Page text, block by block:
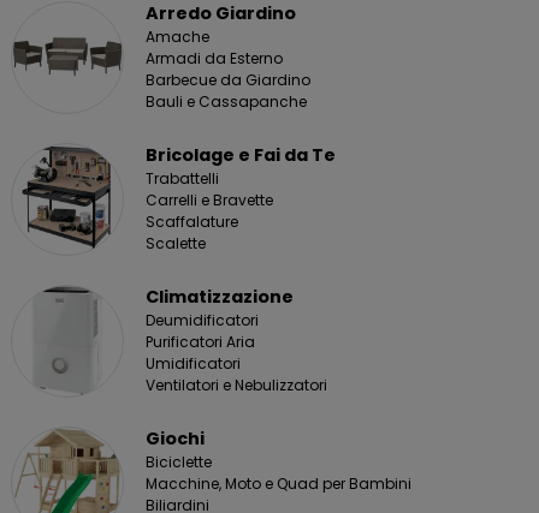
Arredo Giardino
Amache
Armadi da Esterno
Barbecue da Giardino
Bauli e Cassapanche
Bricolage e Fai da Te
Trabattelli
Carrelli e Bravette
Scaffalature
Scalette
Climatizzazione
Deumidificatori
Purificatori Aria
Umidificatori
Ventilatori e Nebulizzatori
Giochi
Biciclette
Macchine, Moto e Quad per Bambini
Biliardini